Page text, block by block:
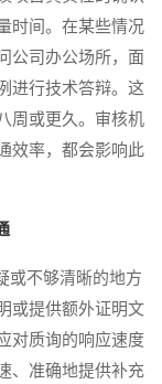
时间。在某些情况
公司办公场所，面
进行技术答辩。这
周或更久。审核机
效率，都会影响此
不够清晰的地方
或提供额外证明文
对质询的响应速度
、准确地提供补充